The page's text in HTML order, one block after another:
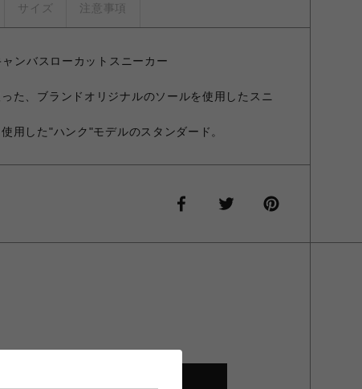
サイズ 注意事項
ンバスローカットスニーカー
た、ブランドオリジナルのソールを使用したスニ
用した"ハンク"モデルのスタンダード。